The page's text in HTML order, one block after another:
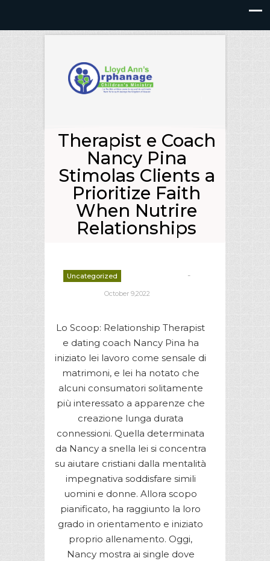
Therapist e Coach
Nancy Pina
Stimolas Clients a
Prioritize Faith
When Nutrire
Relationships
Uncategorized -
October 9,2022
Lo Scoop: Relationship Therapist
e dating coach Nancy Pina ha
iniziato lei lavoro come sensale di
matrimoni, e lei ha notato che
alcuni consumatori solitamente
più interessato a apparenze che
creazione lunga durata
connessioni. Quella determinata
da Nancy a snella lei si concentra
su aiutare cristiani dalla mentalità
impegnativa soddisfare simili
uomini e donne. Allora scopo
pianificato, ha raggiunto la loro
grado in orientamento e iniziato
proprio allenamento. Oggi,
Nancy mostra ai single dove